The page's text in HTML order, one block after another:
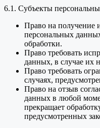
6.1. Субъекты
Право на получение
персональных
обработки.
Право требовать
данных, в случае их
Право требовать
случаях,
Право на отзыв
данных в любой
прекращает
предусмотренных